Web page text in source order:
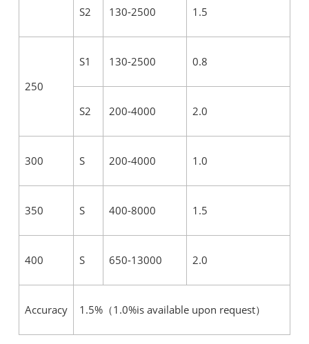
S2 130-2500 1.5
250
S1 130-2500 0.8
S2 200-4000 2.0
300 S 200-4000 1.0
350 S 400-8000 1.5
400 S 650-13000 2.0
Accuracy 1.5%（1.0%is available upon request）